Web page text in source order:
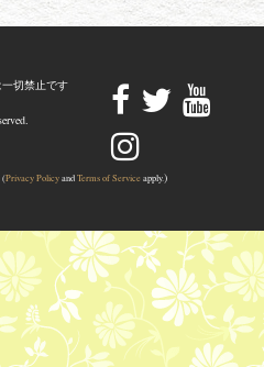
切禁止です
(Privacy PolicyandTerms of Service apply.)